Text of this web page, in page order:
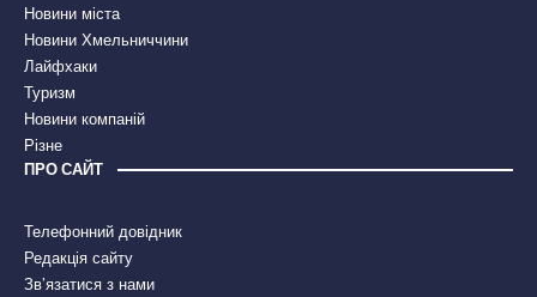
Новини міста
Новини Хмельниччини
Лайфхаки
Туризм
Новини компаній
Різне
ПРО САЙТ
Телефонний довідник
Редакція сайту
Зв’язатися з нами